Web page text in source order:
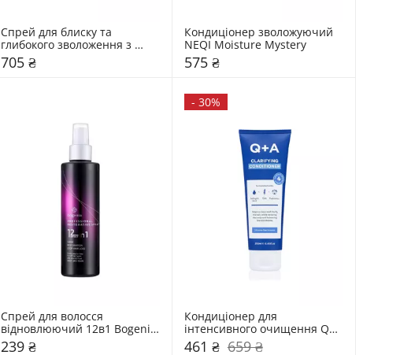
Спрей для блиску та
глибокого зволоження з
термозахистом NEQI
Diamond Glass Ultimate
705 ₴
Кондиціонер зволожуючий
NEQI Moisture Mystery
575 ₴
Спрей для волосся
відновлюючий 12в1 Bogenia
Professional Restorative
239 ₴
- 30%
Кондиціонер для
інтенсивного очищення Q+A
Clarifying
461 ₴ 659 ₴